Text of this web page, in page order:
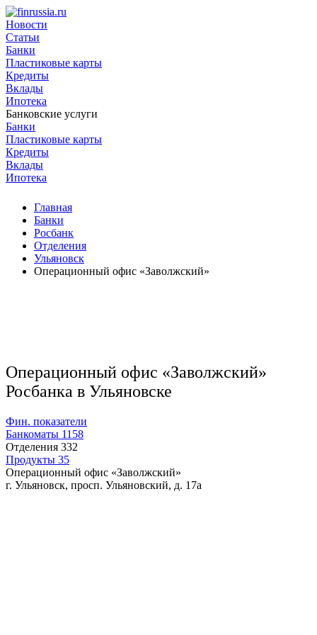
Новости
Статьи
Банки
Пластиковые карты
Кредиты
Вклады
Ипотека
Банковские услуги
Банки
Пластиковые карты
Кредиты
Вклады
Ипотека
Главная
Банки
Росбанк
Отделения
Ульяновск
Операционный офис «Заволжский»
Операционный офис «Заволжский»
Росбанка в Ульяновске
Фин. показатели
Банкоматы 1158
Отделения 332
Продукты 35
Операционный офис «Заволжский»
г. Ульяновск, просп. Ульяновский, д. 17а